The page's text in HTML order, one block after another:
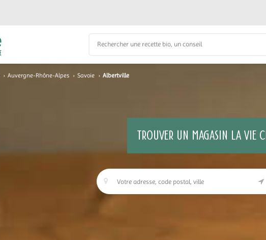
› Auvergne-Rhône-Alpes › Savoie › Albertville
TROUVER UN MAGASIN LA VIE